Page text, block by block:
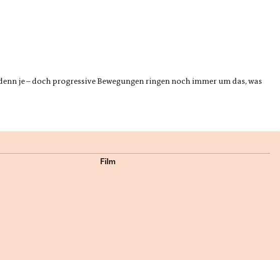
je – doch progressive Bewegungen ringen noch immer um das, was
Film